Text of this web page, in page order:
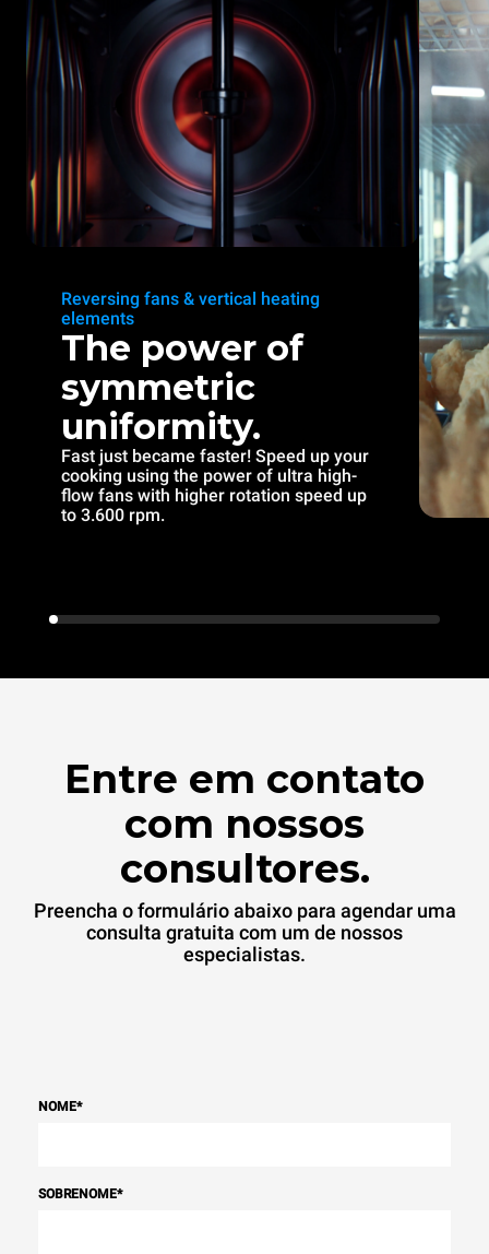
Reversing fans & vertical heating
elements
The power of
symmetric
uniformity.
Fast just became faster! Speed up your
cooking using the power of ultra high-
flow fans with higher rotation speed up
to 3.600 rpm.
Entre em contato
com nossos
consultores.
Preencha o formulário abaixo para agendar uma
consulta gratuita com um de nossos
especialistas.
NOME*
SOBRENOME*